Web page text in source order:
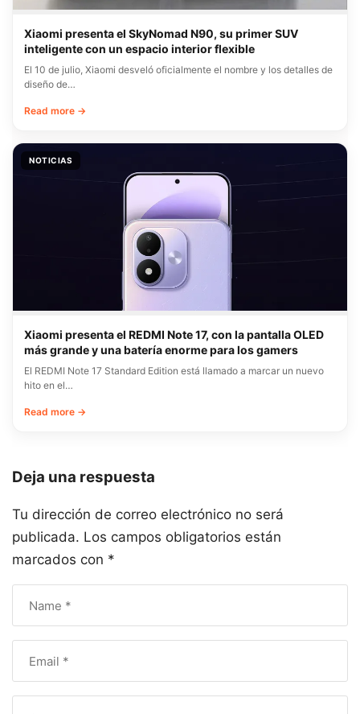
Xiaomi presenta el SkyNomad N90, su primer SUV
inteligente con un espacio interior flexible
El 10 de julio, Xiaomi desveló oficialmente el nombre y los detalles de
diseño de…
Read more →
NOTICIAS
Xiaomi presenta el REDMI Note 17, con la pantalla OLED
más grande y una batería enorme para los gamers
El REDMI Note 17 Standard Edition está llamado a marcar un nuevo
hito en el…
Read more →
Deja una respuesta
Tu dirección de correo electrónico no será
publicada. Los campos obligatorios están
marcados con *